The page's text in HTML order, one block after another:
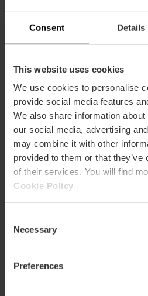
Consent Details
This website uses cookies
We use cookies to personalise
provide social media features
We also share information
our social media, advertising
may combine it with other
provided to them or that
of their services. You will find
Cookie Policy
Selection
Necessary
Preferences
Scarica gratis la tua
delle spiagge di
sole e del mare? Non
una GUIDA UNICA per farti
spiagge della nostra costa,
locale.